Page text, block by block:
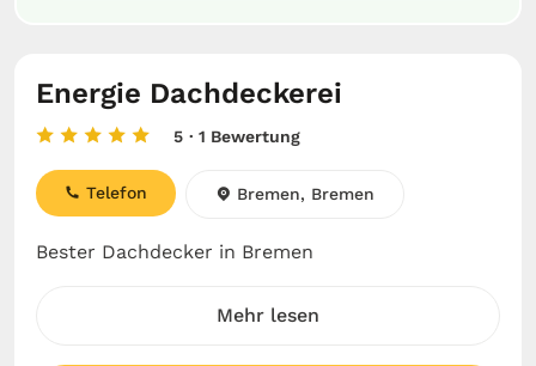
Energie Dachdeckerei
5 · 1 Bewertung
Bester Dachdecker in Bremen
Telefon Bremen, Bremen
Mehr lesen